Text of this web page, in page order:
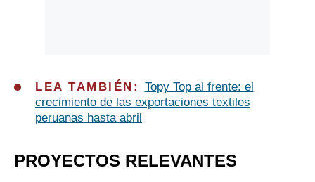
LEA TAMBIÉN: Topy Top al frente: el
crecimiento de las exportaciones textiles
peruanas hasta abril
PROYECTOS RELEVANTES